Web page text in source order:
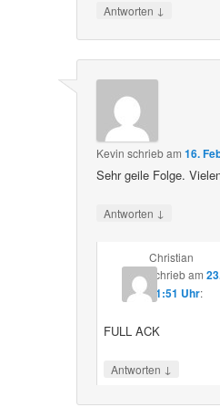
Antworten ↓
Kevin schriebam16.
Sehr geile Folge.
Antworten ↓
Christian
schriebam
21:51 Uhr:
FULL ACK
Antworten ↓